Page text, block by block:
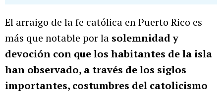
El arraigo de la fe católica en Puerto Rico es
más que notable por la solemnidad y
devoción con que los habitantes de la isla
han observado, a través de los siglos
importantes, costumbres del catolicismo